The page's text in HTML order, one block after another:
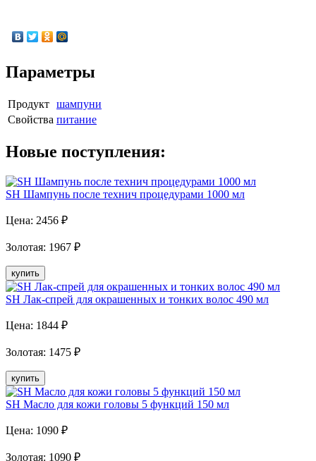
Параметры
Продукт шампуни
Свойства питание
Новые поступления:
SH Шампунь после технич процедурами 1000 мл
Цена: 2456 ₽
Золотая: 1967 ₽
купить
SH Лак-спрей для окрашенных и тонких волос 490 мл
Цена: 1844 ₽
Золотая: 1475 ₽
купить
SH Масло для кожи головы 5 функций 150 мл
Цена: 1090 ₽
Золотая: 1090 ₽